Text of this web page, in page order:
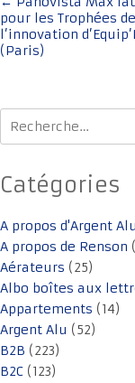
de
l'article
pour les Trophées de
l’innovation
(Paris)
Rechercher :
Catégories
A propos d'Argent Alu
A propos de Renson
Aérateurs (25)
Albo boîtes aux
Appartements (14)
Argent Alu (52)
B2B (223)
B2C (123)